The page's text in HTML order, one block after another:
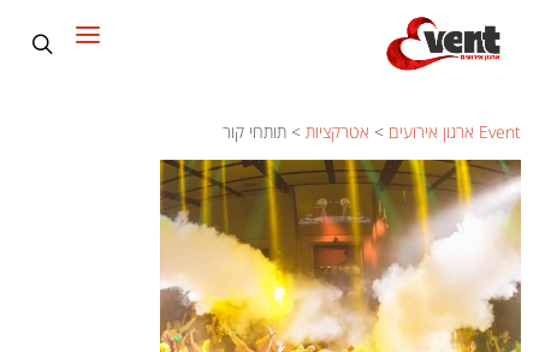
Event ארגון אירועים > אטרקציות > תותחי קור